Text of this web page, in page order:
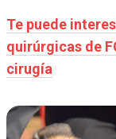
Te puede
quirúrgicas de
cirugía